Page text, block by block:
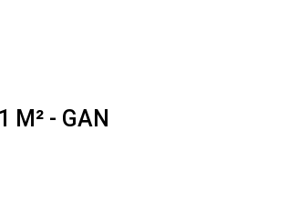
M² - GAN